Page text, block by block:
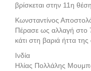
βρίσκεται στην 11η
Κωνσταντίνος
Πέρασε ως αλλαγή στο
κάτι στη βαριά ήττα
Ινδία
Ηλίας Πολλάλης